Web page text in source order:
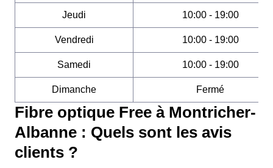
Jeudi 10:00 - 19:00
Vendredi 10:00 - 19:00
Samedi 10:00 - 19:00
Dimanche Fermé
Fibre optique Free à Montricher-
Albanne : Quels sont les avis
clients ?